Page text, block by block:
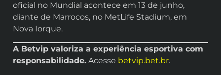
oficial no Mundial acontece em 13 de junho,
diante de Marrocos, no MetLife Stadium, em
Nova Iorque.
A Betvip valoriza a experiência esportiva com
responsabilidade. Acesse betvip.bet.br.